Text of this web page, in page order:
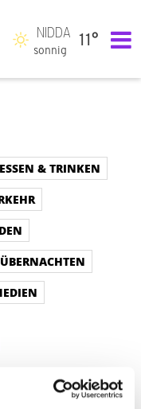
NIDDA
sonnig
11°
ESSEN & TRINKEN
& TRINKEN